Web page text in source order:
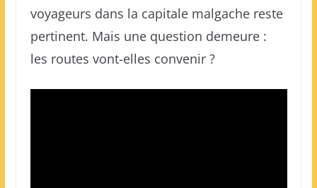
voyageurs dans la capitale malgache reste
pertinent. Mais une question demeure :
les routes vont-elles convenir ?